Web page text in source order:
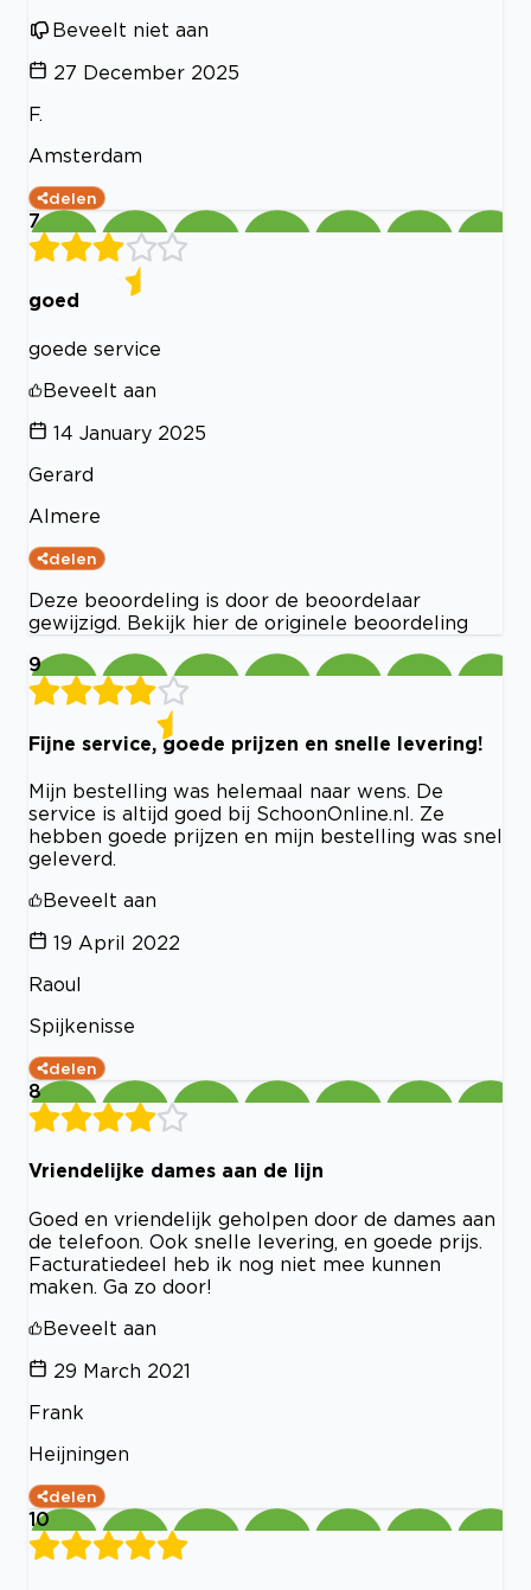
Beveelt niet aan
27 December 2025
F.
Amsterdam
delen
7
goed
goede service
Beveelt aan
14 January 2025
Gerard
Almere
delen
Deze beoordeling is door de beoordelaar
gewijzigd. Bekijk hier de originele beoordeling
9
Fijne service, goede prijzen en snelle levering!
Mijn bestelling was helemaal naar wens. De
service is altijd goed bij SchoonOnline.nl. Ze
hebben goede prijzen en mijn bestelling was snel
geleverd.
Beveelt aan
19 April 2022
Raoul
Spijkenisse
delen
8
Vriendelijke dames aan de lijn
Goed en vriendelijk geholpen door de dames aan
de telefoon. Ook snelle levering, en goede prijs.
Facturatiedeel heb ik nog niet mee kunnen
maken. Ga zo door!
Beveelt aan
29 March 2021
Frank
Heijningen
delen
10